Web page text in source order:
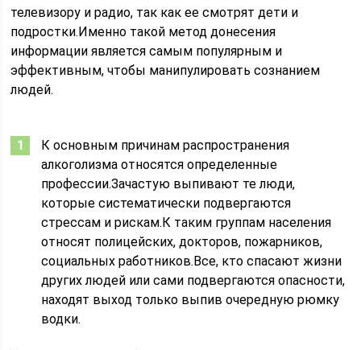
телевизору и радио, так как ее смотрят дети и
подростки.Именно такой метод донесения
информации является самым популярным и
эффективным, чтобы манипулировать сознанием
людей.
К основным причинам распространения
алкоголизма относятся определенные
профессии.Зачастую выпивают те люди,
которые систематически подвергаются
стрессам и рискам.К таким группам населения
относят полицейских, докторов, пожарников,
социальных работников.Все, кто спасают жизни
других людей или сами подвергаются опасности,
находят выход только выпив очередную рюмку
водки.